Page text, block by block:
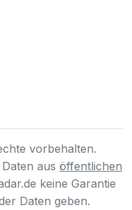
vorbehalten.
aus öffentlichen
keine Garantie
Daten geben.